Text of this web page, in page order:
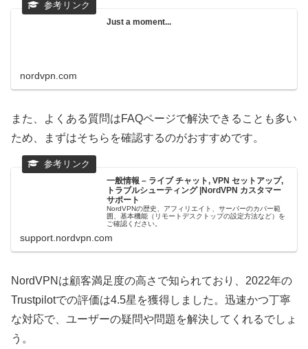
Just a moment...
nordvpn.com
また、よくある質問はFAQページで解決できることも多い
ため、まずはそちらを確認するのがおすすめです。
一般情報 – ライブ チャット, VPN セットアップ,
トラブルシューティング |NordVPN カスタマー
サポート
NordVPNの歴史、アフィリエイト、サーバーのカバー範
囲、基本機能（リモートデスクトップの設定方法など）を
ご確認ください。
support.nordvpn.com
NordVPNは顧客満足度の高さで知られており、2022年の
Trustpilotでの評価は4.5星を獲得しました。迅速かつ丁寧
な対応で、ユーザーの疑問や問題を解決してくれるでしょ
う。